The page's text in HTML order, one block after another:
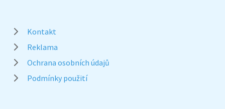
Kontakt
Reklama
Ochrana osobních údajů
Podmínky použití